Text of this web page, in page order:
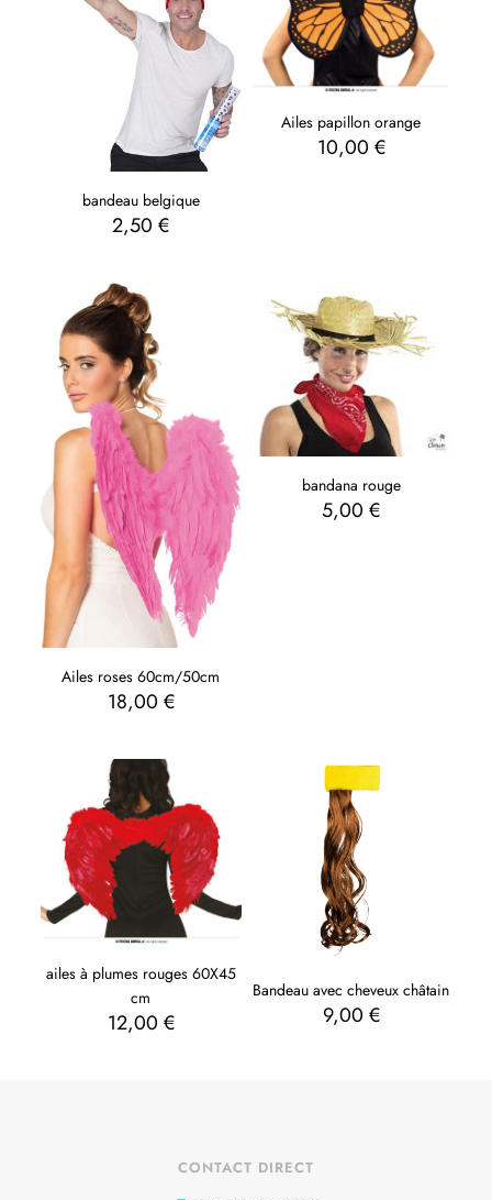
bandeau belgique
2,50€
Ailes papillon orange
10,00 €
Ailes roses 60cm/50cm
18,00 €
bandana rouge
5,00 €
ailes à plumes rouges 60X45
cm
12,00 €
Bandeau avec cheveux châtain
9,00 €
CONTACT DIRECT